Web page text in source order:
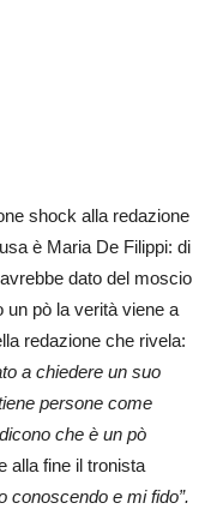
shock alla redazione
è Maria De Filippi: di
dato del moscio
un pò la verità viene a
redazione che rivela:
a chiedere un suo
persone come
che è un pò
alla fine il tronista
conoscendo e mi fido”.